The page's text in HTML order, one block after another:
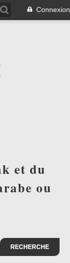
Connexion
et du
ou